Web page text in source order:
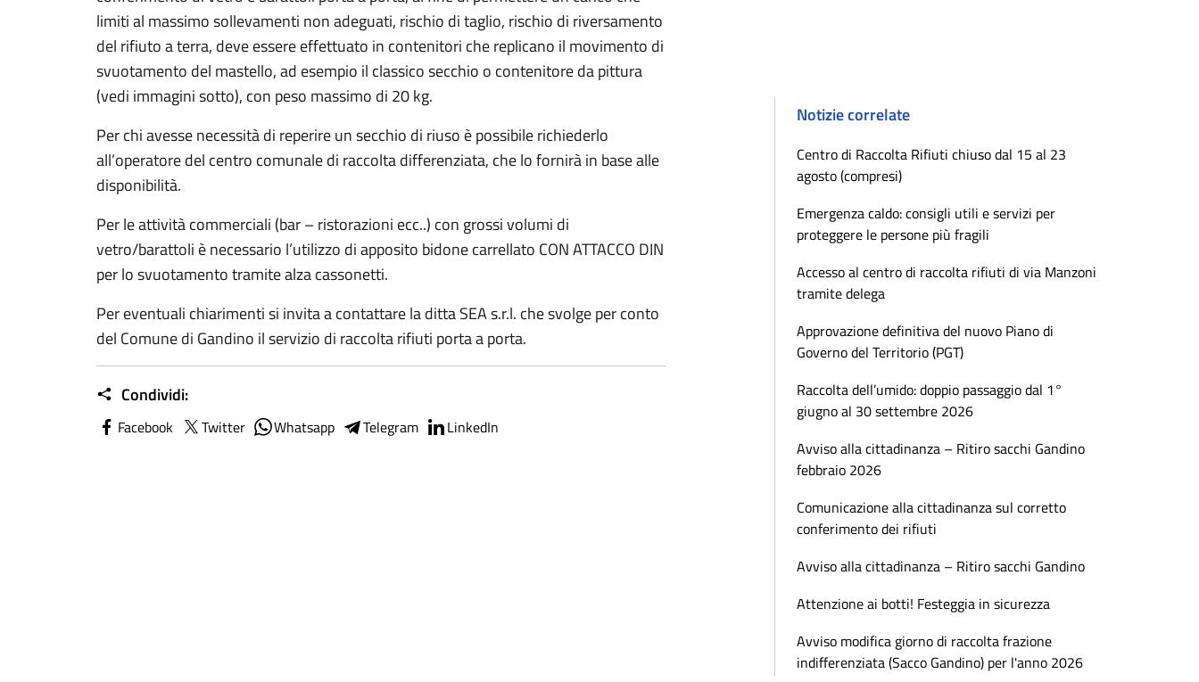
limiti al massimo sollevamenti non adeguati, rischio di taglio, rischio di riversamento
del rifiuto a terra, deve essere effettuato in contenitori che replicano il movimento di
svuotamento del mastello, ad esempio il classico secchio o contenitore da pittura
(vedi immagini sotto), con peso massimo di 20 kg.
Per chi avesse necessità di reperire un secchio di riuso è possibile richiederlo
all’operatore del centro comunale di raccolta differenziata, che lo fornirà in base alle
disponibilità.
Per le attività commerciali (bar – ristorazioni ecc..) con grossi volumi di
vetro/barattoli è necessario l’utilizzo di apposito bidone carrellato CON ATTACCO DIN
per lo svuotamento tramite alza cassonetti.
Per eventuali chiarimenti si invita a contattare la ditta SEA s.r.l. che svolge per conto
del Comune di Gandino il servizio di raccolta rifiuti porta a porta.
Condividi:
Facebook Twitter Whatsapp Telegram LinkedIn
Notizie correlate
Centro di Raccolta Rifiuti chiuso dal 15 al 23
agosto (compresi)
Emergenza caldo: consigli utili e servizi per
proteggere le persone più fragili
Accesso al centro di raccolta rifiuti di via Manzoni
tramite delega
Approvazione definitiva del nuovo Piano di
Governo del Territorio (PGT)
Raccolta dell’umido: doppio passaggio dal 1°
giugno al 30 settembre 2026
Avviso alla cittadinanza – Ritiro sacchi Gandino
febbraio 2026
Comunicazione alla cittadinanza sul corretto
conferimento dei rifiuti
Avviso alla cittadinanza – Ritiro sacchi Gandino
Attenzione ai botti! Festeggia in sicurezza
Avviso modifica giorno di raccolta frazione
indifferenziata (Sacco Gandino) per l'anno 2026